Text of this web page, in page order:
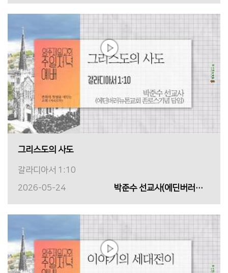
그리스도의 사도
갈라디아서 1:10
2026-05-24
박준수 선교사(에딘버러뉴톤교회 존로스기념 담임)